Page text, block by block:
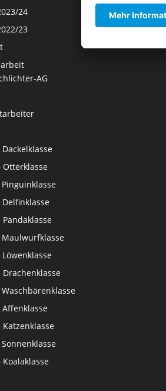
24
23
AG
Dackelklasse
Otterklasse
Pinguinklasse
Delfinklasse
Pandaklasse
Maulwurfklasse
Löwenklasse
Drachenklasse
Waschbärenklasse
Affenklasse
Katzenklasse
Sonnenklasse
Koalaklasse